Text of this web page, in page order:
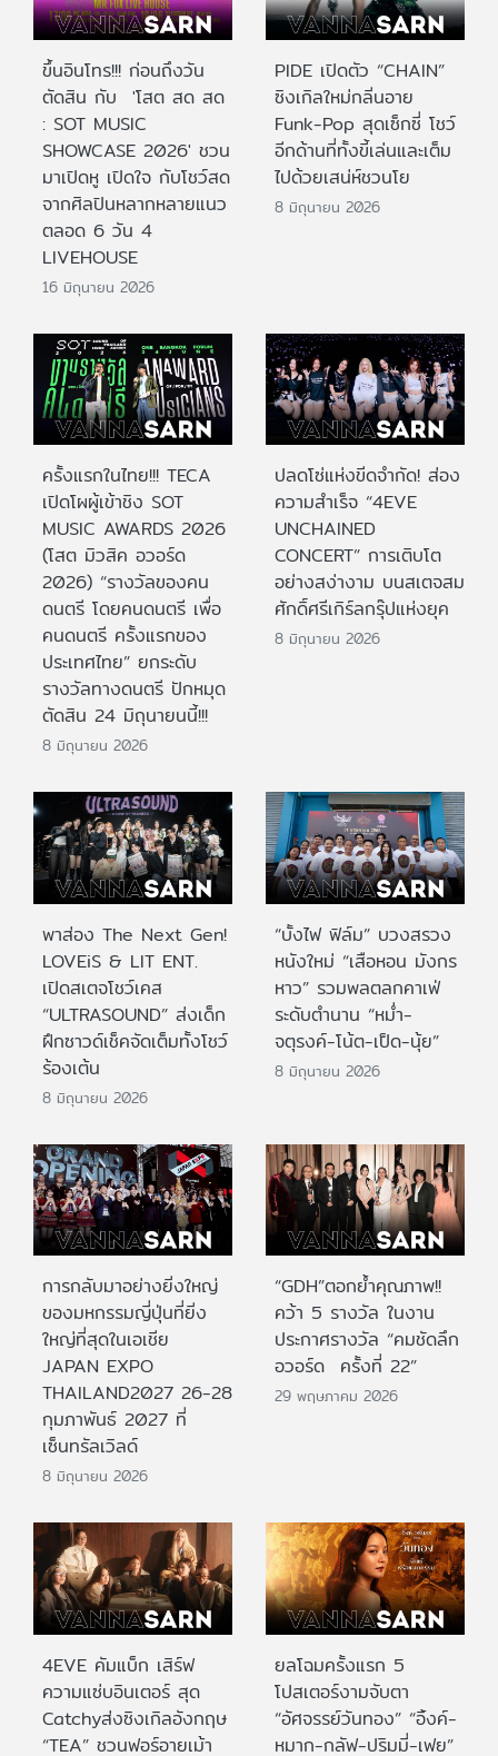
ขึ้นอินโทร!!! ก่อนถึงวัน
ตัดสิน กับ 'โสต สด สด
: SOT MUSIC
SHOWCASE 2026' ชวน
มาเปิดหู เปิดใจ กับโชว์สด
จากศิลปินหลากหลายแนว
ตลอด 6 วัน 4
LIVEHOUSE
16 มิถุนายน 2026
PIDE เปิดตัว “CHAIN”
ซิงเกิลใหม่กลิ่นอาย
Funk-Pop สุดเซ็กซี่ โชว์
อีกด้านที่ทั้งขี้เล่นและเต็ม
ไปด้วยเสน่ห์ชวนโย
8 มิถุนายน 2026
ครั้งแรกในไทย!!! TECA
เปิดโผผู้เข้าชิง SOT
MUSIC AWARDS 2026
(โสต มิวสิค อวอร์ด
2026) “รางวัลของคน
ดนตรี โดยคนดนตรี เพื่อ
คนดนตรี ครั้งแรกของ
ประเทศไทย” ยกระดับ
รางวัลทางดนตรี ปักหมุด
ตัดสิน 24 มิถุนายนนี้!!!
8 มิถุนายน 2026
ปลดโซ่แห่งขีดจำกัด! ส่อง
ความสำเร็จ “4EVE
UNCHAINED
CONCERT” การเติบโต
อย่างสง่างาม บนสเตจสม
ศักดิ์ศรีเกิร์ลกรุ๊ปแห่งยุค
8 มิถุนายน 2026
พาส่อง The Next Gen!
LOVEiS & LIT ENT.
เปิดสเตจโชว์เคส
“ULTRASOUND” ส่งเด็ก
ฝึกซาวด์เช็คจัดเต็มทั้งโชว์
ร้องเต้น
8 มิถุนายน 2026
“บั้งไฟ ฟิล์ม” บวงสรวง
หนังใหม่ “เสือหอน มังกร
หาว” รวมพลตลกคาเฟ่
ระดับตำนาน “หม่ำ-
จตุรงค์-โน้ต-เป็ด-นุ้ย”
8 มิถุนายน 2026
การกลับมาอย่างยิ่งใหญ่
ของมหกรรมญี่ปุ่นที่ยิ่ง
ใหญ่ที่สุดในเอเชีย
JAPAN EXPO
THAILAND2027 26-28
กุมภาพันธ์ 2027 ที่
เซ็นทรัลเวิลด์
8 มิถุนายน 2026
“GDH”ตอกย้ำคุณภาพ!!
คว้า 5 รางวัล ในงาน
ประกาศรางวัล “คมชัดลึก
อวอร์ด ครั้งที่ 22”
29 พฤษภาคม 2026
4EVE คัมแบ็ก เสิร์ฟ
ความแซ่บอินเตอร์ สุด
Catchyส่งซิงเกิลอังกฤษ
“TEA” ชวนฟอร์อายเม้า
ยลโฉมครั้งแรก 5
โปสเตอร์งามจับตา
“อัศจรรย์วันทอง” “อิ้งค์-
หมาก-กลัฟ-ปริมมี่-เฟย”